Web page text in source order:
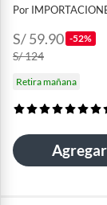
Por
S/ 59.90 -52%
S/ 124
Retira mañana
Agregar